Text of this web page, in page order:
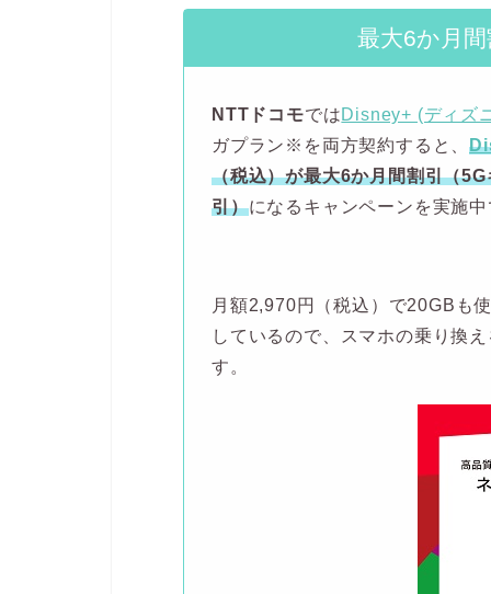
最大6か月
NTTドコモではDisney+ (ディズ
ガプラン※を両方契約すると、
（税込）が最大6か月間割引（
引）になるキャンペーンを実施
月額2,970円（税込）で20GBも
しているので、スマホの乗り換
す。